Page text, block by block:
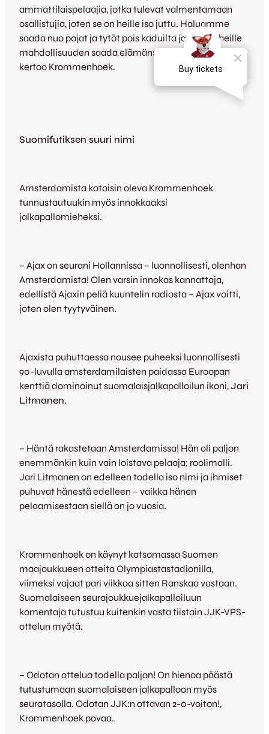
ammattilaispelaajia, jotka tulevat valmentamaan
osallistujia, joten se on heille iso juttu. Haluamme
saada nuo pojat ja tytöt pois kaduilta ja tarjota heille
mahdollisuuden saada elämänsä järjestykseen,
kertoo Krommenhoek.
Suomifutiksen suuri nimi
Amsterdamista kotoisin oleva Krommenhoek
tunnustautuukin myös innokkaaksi
jalkapallomieheksi.
– Ajax on seurani Hollannissa – luonnollisesti, olenhan
Amsterdamista! Olen varsin innokas kannattaja,
edellistä Ajaxin peliä kuuntelin radiosta – Ajax voitti,
joten olen tyytyväinen.
Ajaxista puhuttaessa nousee puheeksi luonnollisesti
90-luvulla amsterdamilaisten paidassa Euroopan
kenttiä dominoinut suomalaisjalkapalloilun ikoni,Jari
Litmanen.
– Häntä rakastetaan Amsterdamissa! Hän oli paljon
enemmänkin kuin vain loistava pelaaja; roolimalli.
Jari Litmanen on edelleen todella iso nimi ja ihmiset
puhuvat hänestä edelleen – vaikka hänen
pelaamisestaan siellä on jo vuosia.
Krommenhoek on käynyt katsomassa Suomen
maajoukkueen otteita Olympiastastadionilla,
viimeksi vajaat pari viikkoa sitten Ranskaa vastaan.
Suomalaiseen seurajoukkuejalkapalloiluun
komentaja tutustuu kuitenkin vasta tiistain JJK-VPS-
ottelun myötä.
– Odotan ottelua todella paljon! On hienoa päästä
tutustumaan suomalaiseen jalkapalloon myös
seuratasolla. Odotan JJK:n ottavan 2-0-voiton!,
Krommenhoek povaa.